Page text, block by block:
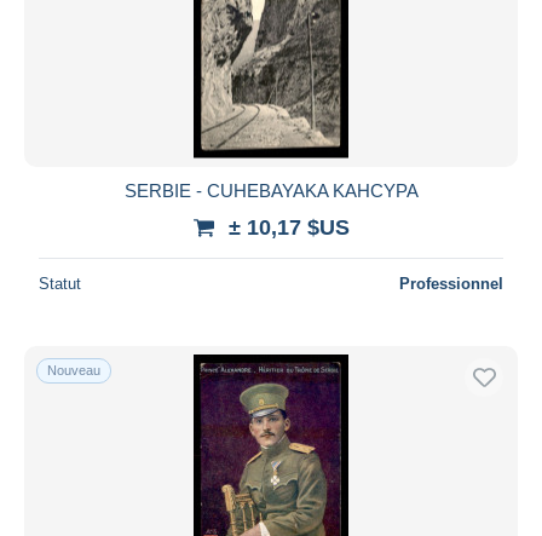
SERBIE - CUHEBAYAKA KAHCYPA
± 10,17 $US
Statut Professionnel
Nouveau